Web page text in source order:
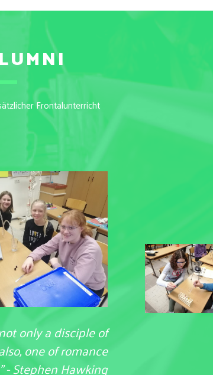
Frontalunterricht
only a disciple of
one of romance
- Stephen Hawking